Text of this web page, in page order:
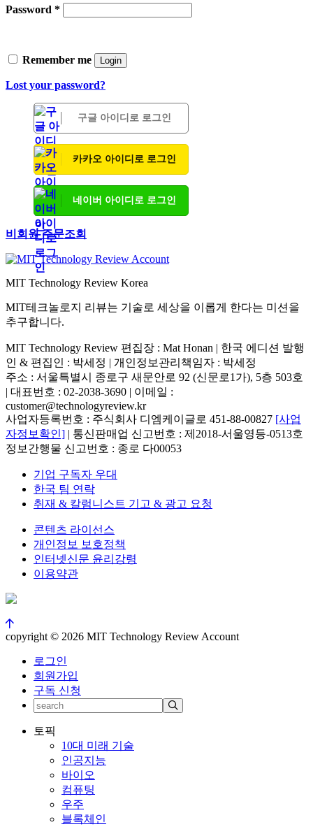
Password *
Remember me Login
Lost your password?
구글 아이디로 로그인
카카오 아이디로 로그인
네이버 아이디로 로그인
비회원 주문조회
MIT Technology Review Korea
MIT테크놀로지 리뷰는 기술로 세상을 이롭게 한다는 미션을
추구합니다.
MIT Technology Review 편집장 : Mat Honan | 한국 에디션 발행
인 & 편집인 : 박세정 | 개인정보관리책임자 : 박세정
주소 : 서울특별시 종로구 새문안로 92 (신문로1가), 5층 503호
| 대표번호 : 02-2038-3690 | 이메일 :
customer@technologyreview.kr
사업자등록번호 : 주식회사 디엠케이글로 451-88-00827 [사업
자정보확인] | 통신판매업 신고번호 : 제2018-서울영등-0513호
정보간행물 신고번호 : 종로 다00053
기업 구독자 우대
한국 팀 연락
취재 & 칼럼니스트 기고 & 광고 요청
콘텐츠 라이선스
개인정보 보호정책
인터넷신문 윤리강령
이용약관
copyright © 2026 MIT Technology Review Account
로그인
회원가입
구독 신청
토픽
10대 미래 기술
인공지능
바이오
컴퓨팅
우주
블록체인